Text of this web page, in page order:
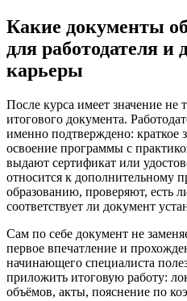
Какие документы
для работодателя и
карьеры
После курса имеет значение не
итогового документа.
именно подтверждено: краткое
освоение программы с
выдают сертификат или
относится к дополнительному
образованию, проверяют, есть
соответствует ли документ
Сам по себе документ не
первое впечатление и
начинающего специалиста
приложить итоговую работу:
объёмов, акты, пояснение по